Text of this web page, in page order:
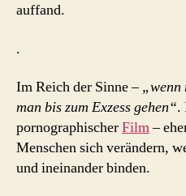
auffand.
.
Im Reich der Sinne –„wenn
man bis zum Exzess gehen“.
pornographischerFilm–
Menschen sich verändern,
und ineinander binden.